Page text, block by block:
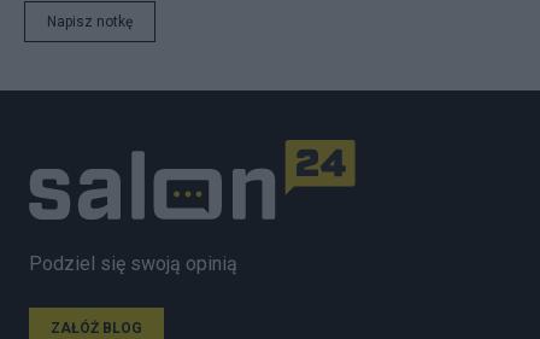
Napisz notkę
Podziel się swoją opinią
ZAŁÓŻ BLOG